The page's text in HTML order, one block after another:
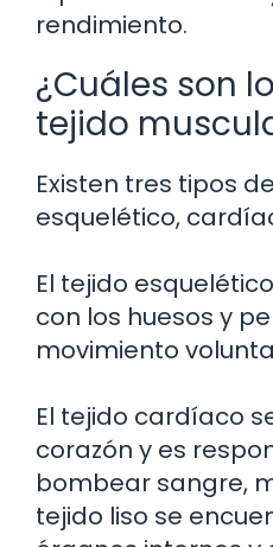
rendimiento.
¿Cuáles son
tejido
Existen tres tipos
esquelético,
El tejido
con los huesos y
movimiento
El tejido cardíaco
corazón y es
bombear sangre,
tejido liso se